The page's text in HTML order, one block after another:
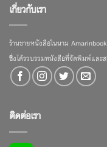
เกี่ยวกับเรา
ร้านขายหนังสือในนาม
ซึ่งได้รวบรวมหนังสือที่จัดพิมพ์และ
ติดต่อเรา